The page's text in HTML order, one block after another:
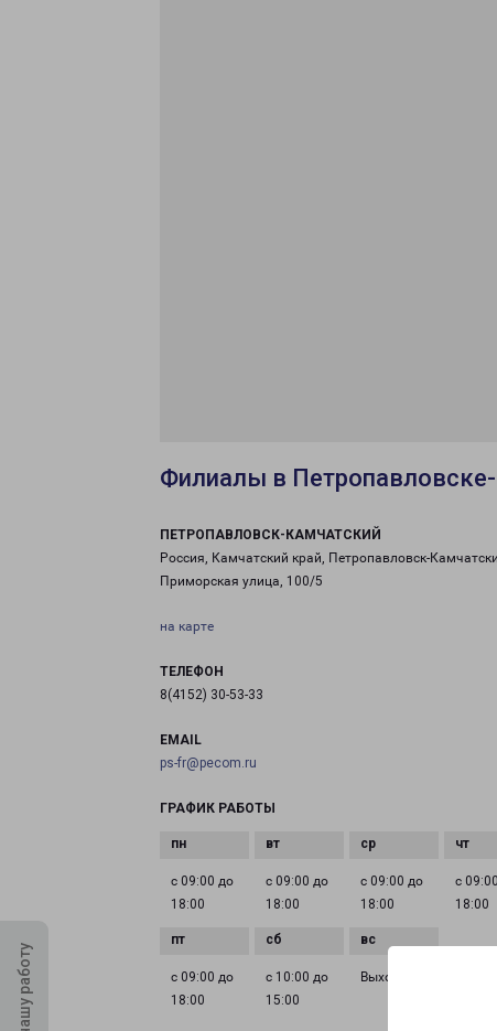
Филиалы в
ПЕТРОПАВЛОВСК-КАМЧАТСКИЙ
Россия, Камчатский край, Петропавловск-
Приморская улица, 100/5
на карте
ТЕЛЕФОН
8(4152) 30-53-33
EMAIL
ps-fr@pecom.ru
ГРАФИК РАБОТЫ
с 09:00 до
18:00
с 09:00 до
18:00
с 09:00 до
18:00
с
18:00
с 09:00 до
18:00
с 10:00 до
15:00
Выходной